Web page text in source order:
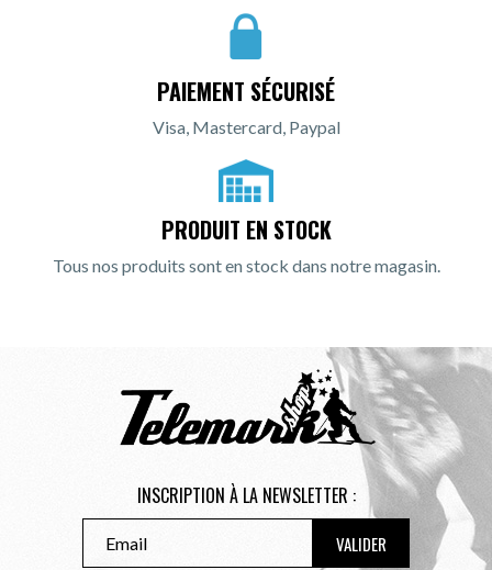
PAIEMENT SÉCURISÉ
Visa, Mastercard, Paypal
PRODUIT EN STOCK
Tous nos produits sont en stock dans notre magasin.
INSCRIPTION À LA NEWSLETTER :